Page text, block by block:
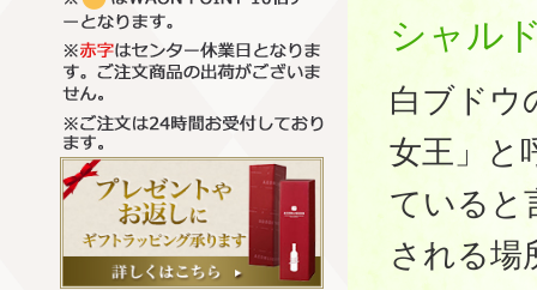
シャル
白ブドウ
女王」と
ていると
される場